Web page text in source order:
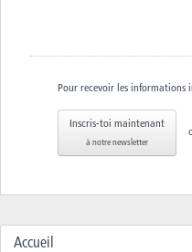
Pour recevoir les informations
Inscris-toi maintenant
à notre newsletter
Accueil